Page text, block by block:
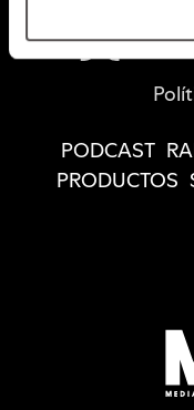
PODCAST
PRODUCTOS